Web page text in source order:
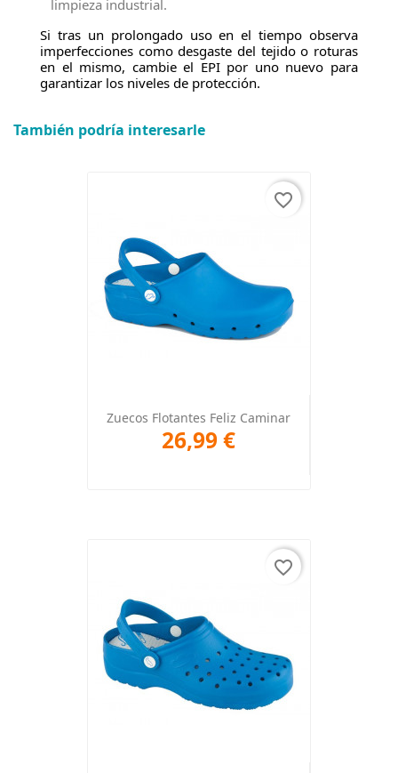
limpieza industrial.
Si tras un prolongado uso en el tiempo observa
imperfecciones como desgaste del tejido o roturas
en el mismo, cambie el EPI por uno nuevo para
garantizar los niveles de protección.
También podría interesarle
Zuecos Flotantes Feliz Caminar
26,99 €
favorite_border
favorite_border